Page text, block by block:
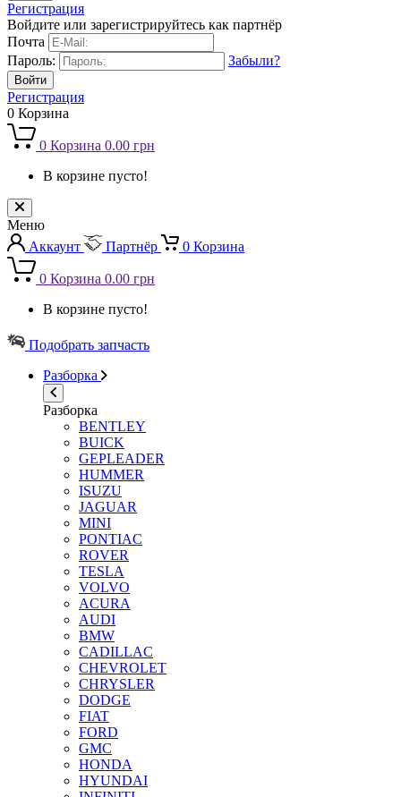
Регистрация
Войдите или зарегистрируйтесь как партнёр
Почта
Пароль:
Забыли?
Регистрация
0 Корзина
0 Корзина 0.00 грн
В корзине пусто!
Меню
Аккаунт
Партнёр 0 Корзина
0 Корзина 0.00 грн
В корзине пусто!
Подобрать запчасть
Разборка
Разборка
BENTLEY
BUICK
GEPLEADER
HUMMER
ISUZU
JAGUAR
MINI
PONTIAC
ROVER
TESLA
VOLVO
ACURA
AUDI
BMW
CADILLAC
CHEVROLET
CHRYSLER
DODGE
FIAT
FORD
GMC
HONDA
HYUNDAI